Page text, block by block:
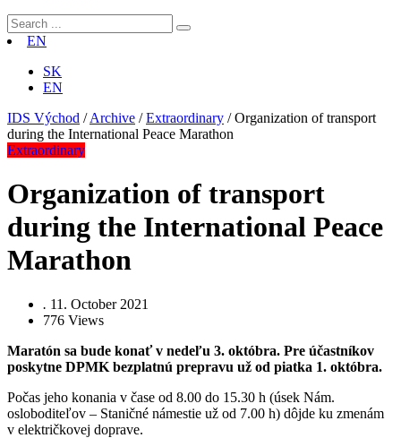
EN
SK
EN
IDS Východ /Archive /Extraordinary /Organization of transport
during the International Peace Marathon
Extraordinary
Organization of transport
during the International Peace
Marathon
. 11. October 2021
776 Views
Maratón sa bude konať v nedeľu 3. októbra. Pre účastníkov
poskytne DPMK bezplatnú prepravu už od piatka 1. októbra.
Počas jeho konania v čase od 8.00 do 15.30 h (úsek Nám.
osloboditeľov – Staničné námestie už od 7.00 h) dôjde ku zmenám
v električkovej doprave.